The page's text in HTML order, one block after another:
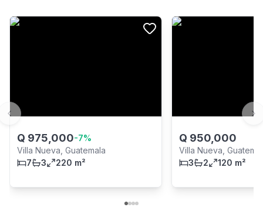
Q 975,000-7%
Villa Nueva, Guatemala
7
3 220 m²
Q 950,000
Villa Nueva,
3
2 120 m²
Previous slide